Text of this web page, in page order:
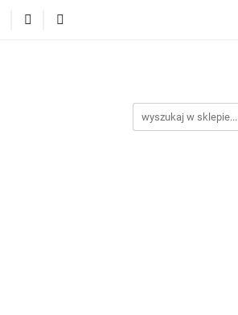
Oprawy Męskie